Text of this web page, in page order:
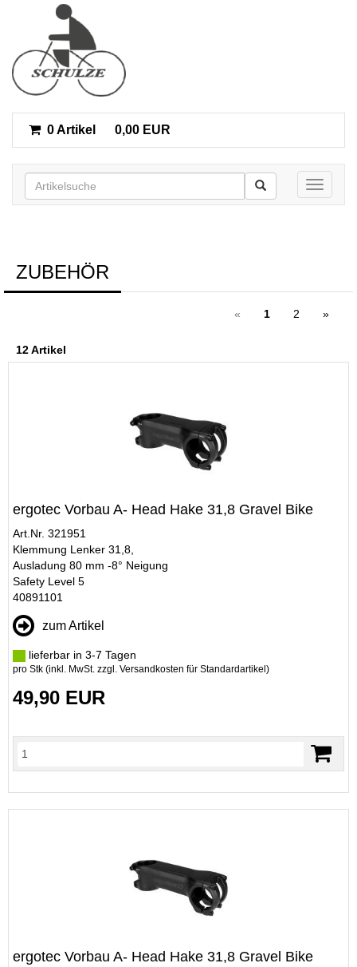
0 Artikel 0,00 EUR
Toggle
ZUBEHÖR
« 1 2 »
12 Artikel
ergotec Vorbau A- Head Hake 31,8 Gravel Bike
Art.Nr. 321951
Klemmung Lenker 31,8,
Ausladung 80 mm -8° Neigung
Safety Level 5
40891101
zum Artikel
lieferbar in 3-7 Tagen
pro Stk (inkl. MwSt. zzgl. Versandkosten für Standardartikel )
49,90 EUR
ergotec Vorbau A- Head Hake 31,8 Gravel Bike